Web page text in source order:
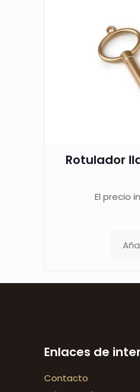
Rotulador
El precio
Enlaces de
Contacto